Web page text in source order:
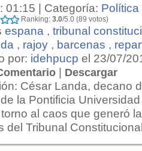
01:15 | Categoría: Política
Ranking: 3.0/5.0 (89 votos)
espana , tribunal
, rajoy , barcenas ,
por: idehpucp el 23/07/
| Descargar
César Landa, decano
la Pontificia
al caos que generó
del Tribunal